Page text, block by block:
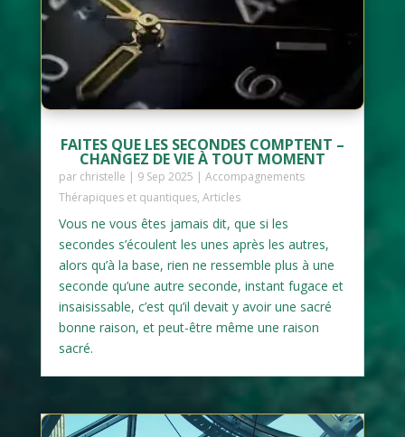
FAITES QUE LES SECONDES COMPTENT –
CHANGEZ DE VIE À TOUT MOMENT
par christelle | 9 Sep 2025 | Accompagnements
Thérapiques et quantiques, Articles
Vous ne vous êtes jamais dit, que si les
secondes s’écoulent les unes après les autres,
alors qu’à la base, rien ne ressemble plus à une
seconde qu’une autre seconde, instant fugace et
insaisissable, c’est qu’il devait y avoir une sacré
bonne raison, et peut-être même une raison
sacré.